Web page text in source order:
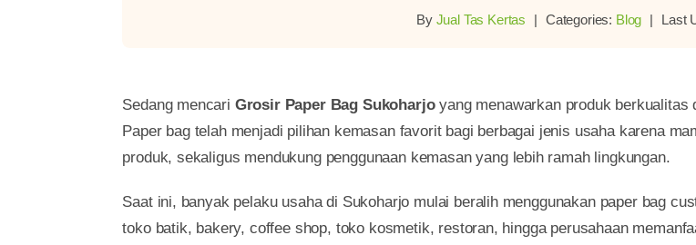
By Jual Tas Kertas | Categories: Blog | Last
Sedang mencari Grosir Paper Bag Sukoharjoyang menawarkan produk berkualitas
Paper bag telah menjadi pilihan kemasan favorit bagi berbagai jenis usaha karena
produk, sekaligus mendukung penggunaan kemasan yang lebih ramah lingkungan.
Saat ini, banyak pelaku usaha di Sukoharjo mulai beralih menggunakan paper bag
toko batik, bakery, coffee shop, toko kosmetik, restoran, hingga perusahaan